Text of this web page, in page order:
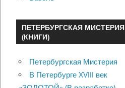
ПЕТЕРБУРГСКАЯ МИСТЕРИЯ
(КНИГИ)
Петербургская Мистерия
В Петербурге XVIII век